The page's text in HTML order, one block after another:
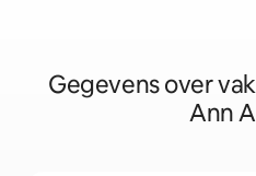
Gegevens over
Ann